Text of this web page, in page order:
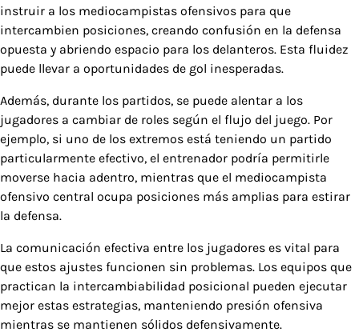
instruir a los mediocampistas ofensivos para que
intercambien posiciones, creando confusión en la defensa
opuesta y abriendo espacio para los delanteros. Esta fluidez
puede llevar a oportunidades de gol inesperadas.
Además, durante los partidos, se puede alentar a los
jugadores a cambiar de roles según el flujo del juego. Por
ejemplo, si uno de los extremos está teniendo un partido
particularmente efectivo, el entrenador podría permitirle
moverse hacia adentro, mientras que el mediocampista
ofensivo central ocupa posiciones más amplias para estirar
la defensa.
La comunicación efectiva entre los jugadores es vital para
que estos ajustes funcionen sin problemas. Los equipos que
practican la intercambiabilidad posicional pueden ejecutar
mejor estas estrategias, manteniendo presión ofensiva
mientras se mantienen sólidos defensivamente.